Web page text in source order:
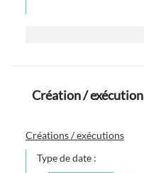
Création / exécution
Créations / exécutions
Type de date :